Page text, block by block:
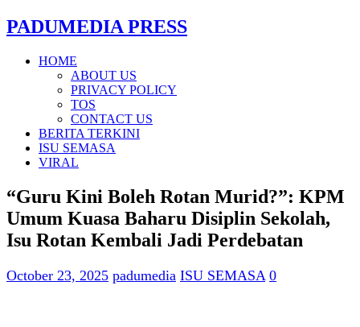
PADUMEDIA PRESS
HOME
ABOUT US
PRIVACY POLICY
TOS
CONTACT US
BERITA TERKINI
ISU SEMASA
VIRAL
“Guru Kini Boleh Rotan Murid?”: KPM
Umum Kuasa Baharu Disiplin Sekolah,
Isu Rotan Kembali Jadi Perdebatan
October 23, 2025 padumedia ISU SEMASA 0